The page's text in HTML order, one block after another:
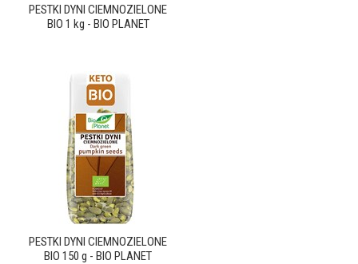
PESTKI DYNI CIEMNOZIELONE
BIO 1 kg - BIO PLANET
PESTKI DYNI CIEMNOZIELONE
BIO 150 g - BIO PLANET